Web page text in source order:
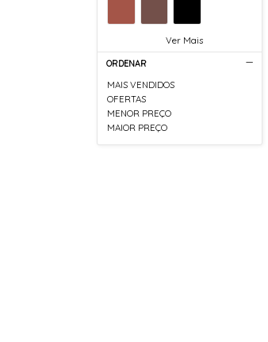
Ver Mais
ORDENAR
MAIS VENDIDOS
OFERTAS
MENOR PREÇO
MAIOR PREÇO